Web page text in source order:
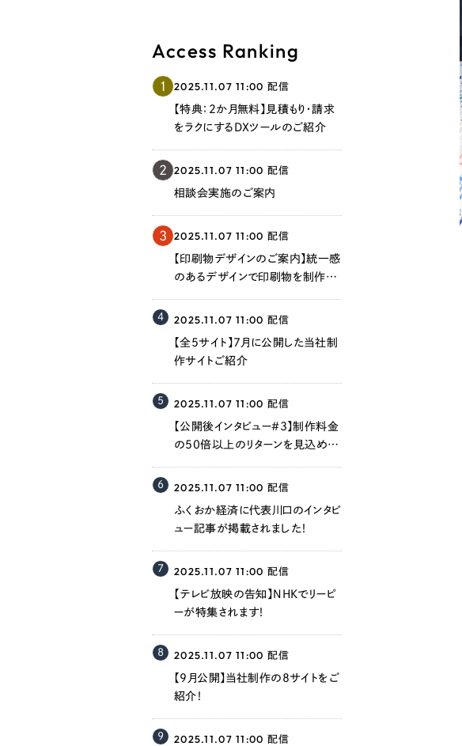
Contact Us
初めてのサイト制作で何をすればいいかお困りのお客様も歓迎。
現状の課題抽出やサイトの目的の整理、サイトコンセプトの策定からお任
せください。もちろん、Web集客の戦略設計を具現化するサイト構成、デザ
058-215-0066
無料で課題整理を依頼する
資料請求する
Access Ranking
1 2025.11.07 11:00 配信
【特典：2か月無料】見積もり・請求
をラクにするDXツールのご紹介
2 2025.11.07 11:00 配信
相談会実施のご案内
3 2025.11.07 11:00 配信
【印刷物デザインのご案内】統一感
のあるデザインで印刷物を制作し
4 2025.11.07 11:00 配信
【全5サイト】7月に公開した当社制
作サイトご紹介
5 2025.11.07 11:00 配信
【公開後インタビュー＃3】制作料金
の50倍以上のリターンを見込める
6 2025.11.07 11:00 配信
ふくおか経済に代表川口のインタビ
ュー記事が掲載されました！
7 2025.11.07 11:00 配信
【テレビ放映の告知】NHKでリーピ
ーが特集されます！
8 2025.11.07 11:00 配信
【9月公開】当社制作の8サイトをご
紹介！
9 2025.11.07 11:00 配信